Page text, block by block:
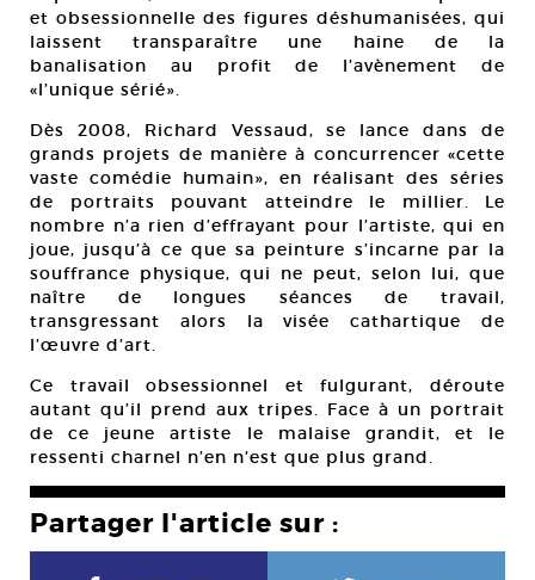
et obsessionnelle des figures déshumanisées, qui
laissent transparaître une haine de la
banalisation au profit de l’avènement de
«l’unique sérié».
Dès 2008, Richard Vessaud, se lance dans de
grands projets de manière à concurrencer «cette
vaste comédie humain», en réalisant des séries
de portraits pouvant atteindre le millier. Le
nombre n’a rien d’effrayant pour l’artiste, qui en
joue, jusqu’à ce que sa peinture s’incarne par la
souffrance physique, qui ne peut, selon lui, que
naître de longues séances de travail,
transgressant alors la visée cathartique de
l’œuvre d’art.
Ce travail obsessionnel et fulgurant, déroute
autant qu’il prend aux tripes. Face à un portrait
de ce jeune artiste le malaise grandit, et le
ressenti charnel n’en n’est que plus grand.
Partager l'article sur :